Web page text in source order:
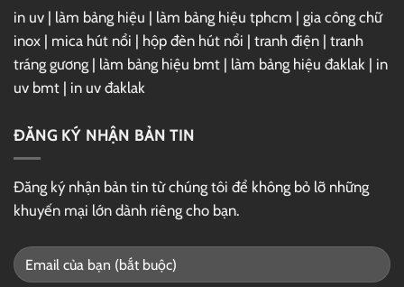
in uv | làm bảng hiệu | làm bảng hiệu tphcm | gia công chữ
inox | mica hút nổi | hộp đèn hút nổi | tranh điện | tranh
tráng gương | làm bảng hiệu bmt | làm bảng hiệu đaklak | in
uv bmt | in uv đaklak
ĐĂNG KÝ NHẬN BẢN TIN
Đăng ký nhận bản tin từ chúng tôi để không bỏ lỡ những
khuyến mại lớn dành riêng cho bạn.